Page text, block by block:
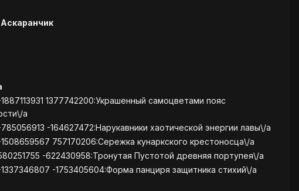
1377742200:Украшенный самоцветами пояс
a
-164627472:Нарукавники хаотической энергии лавы\/a
757170206:Сережка кунаркского крестоносца\/a
-622430958:Тронутая Пустотой древняя портупея\/a
-1753405604:Форма панциря защитника стихий\/a